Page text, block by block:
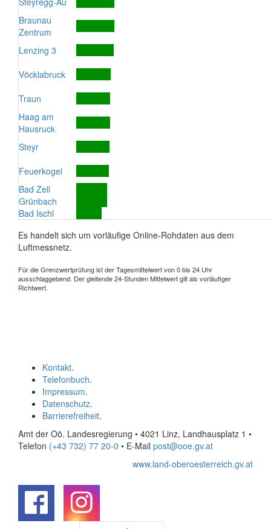
Braunau
Zentrum
Lenzing 3
Vöcklabruck
Traun
Haag am
Hausruck
Steyr
Feuerkogel
Bad Zell
Grünbach
Bad Ischl
Es handelt sich um vorläufige Online-Rohdaten aus dem
Luftmessnetz.
Für die Grenzwertprüfung ist der Tagesmittelwert von 0 bis 24 Uhr
ausschlaggebend. Der gleitende 24-Stunden Mittelwert gilt als vorläufiger
Richtwert.
Kontakt.
Telefonbuch.
Impressum.
Datenschutz.
Barrierefreiheit.
Amt der Oö. Landesregierung • 4021 Linz, Landhausplatz 1 •
Telefon (+43 732) 77 20-0 • E-Mail post@ooe.gv.at
www.land-oberoesterreich.gv.at